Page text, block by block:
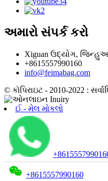
અમારો સંપર્ક કરો
Xiguan ઉદ્યોગ, જિન્હુઆ
+8615557990160
info@feimabag.com
© કૉપિરાઇટ - 2010-2022 :
ઈ - મેલ મોકલો
+8615557990160